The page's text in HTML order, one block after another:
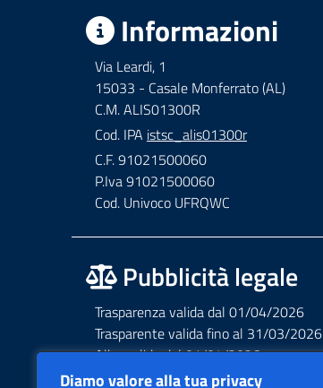
Diamo valore alla tua privacy
Informazioni
Via Leardi, 1
15033 - Casale Monferrato (AL)
C.M. ALIS01300R
Cod. IPA istsc_alis01300r
C.F. 91021500060
P.Iva 91021500060
Cod. Univoco UFRQWC
Pubblicità legale
Trasparenza valida dal 01/04/2026
Trasparente valida fino al 31/03/2026
Albo valido dal 01/04/2026
Albo valido fino al 31/03/2026